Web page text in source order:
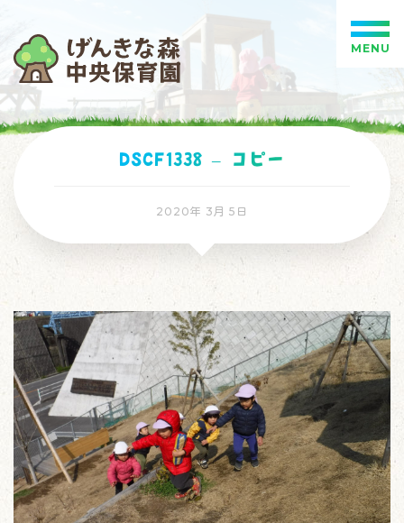
DSCF1338 – コピー
2020年 3月 5日
MENU